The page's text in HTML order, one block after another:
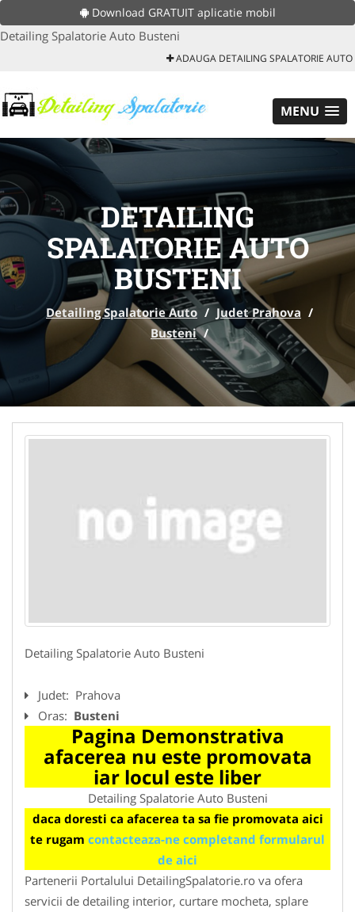
Download GRATUIT aplicatie mobil
Detailing Spalatorie Auto Busteni
ADAUGA DETAILING SPALATORIE AUTO
MENU
DETAILING
SPALATORIE AUTO
BUSTENI
Detailing Spalatorie Auto / Judet Prahova /
Busteni /
Detailing Spalatorie Auto Busteni
Judet: Prahova
Oras: Busteni
Pagina Demonstrativa
afacerea nu este promovata
iar locul este liber
Detailing Spalatorie Auto Busteni
daca doresti ca afacerea ta sa fie promovata aici
te rugam contacteaza-ne completand formularul
de aici
Partenerii Portalului DetailingSpalatorie.ro va ofera
servicii de detailing interior, curtare mocheta, splare